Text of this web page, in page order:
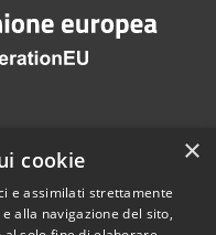
×
cookie
e assimilati strettamente
alla navigazione del sito,